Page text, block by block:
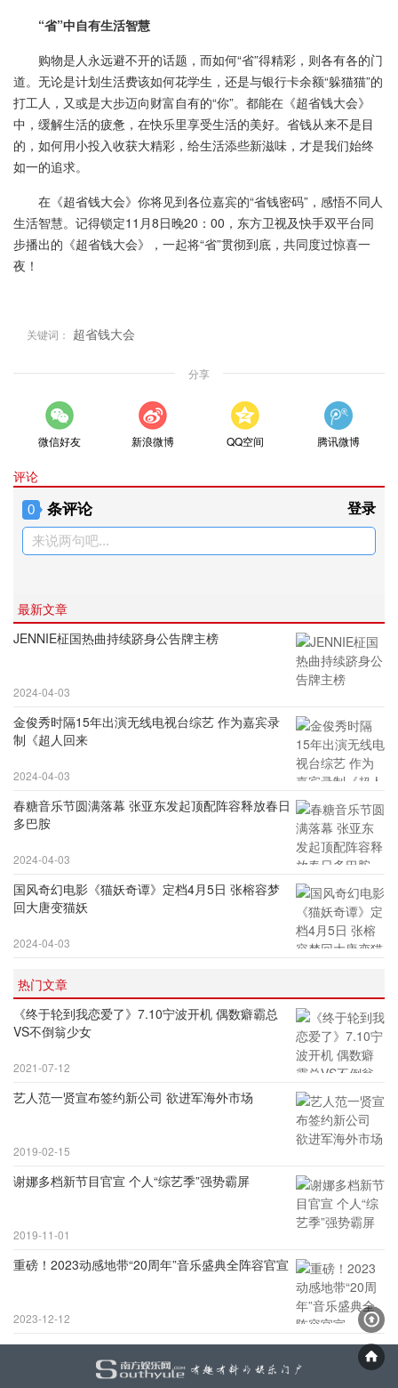
“省”中自有生活智慧
购物是人永远避不开的话题，而如何“省”得精彩，则各有各的门
道。无论是计划生活费该如何花学生，还是与银行卡余额“躲猫猫”的
打工人，又或是大步迈向财富自有的“你”。都能在《超省钱大会》
中，缓解生活的疲惫，在快乐里享受生活的美好。省钱从来不是目
的，如何用小投入收获大精彩，给生活添些新滋味，才是我们始终
如一的追求。
在《超省钱大会》你将见到各位嘉宾的“省钱密码”，感悟不同人
生活智慧。记得锁定11月8日晚20：00，东方卫视及快手双平台同
步播出的《超省钱大会》，一起将“省”贯彻到底，共同度过惊喜一
夜！
关键词： 超省钱大会
分享
微信好友 新浪微博 QQ空间 腾讯微博
评论
0 条评论 登录
来说两句吧...
最新文章
JENNIE柾国热曲持续跻身公告牌主榜
2024-04-03
金俊秀时隔15年出演无线电视台综艺 作为嘉宾录
制《超人回来
2024-04-03
春糖音乐节圆满落幕 张亚东发起顶配阵容释放春日
多巴胺
2024-04-03
国风奇幻电影《猫妖奇谭》定档4月5日 张榕容梦
回大唐变猫妖
2024-04-03
热门文章
《终于轮到我恋爱了》7.10宁波开机 偶数癖霸总
VS不倒翁少女
2021-07-12
艺人范一贤宣布签约新公司 欲进军海外市场
2019-02-15
谢娜多档新节目官宣 个人“综艺季”强势霸屏
2019-11-01
重磅！2023动感地带“20周年”音乐盛典全阵容官宣
2023-12-12